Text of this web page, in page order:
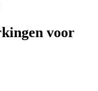
voor